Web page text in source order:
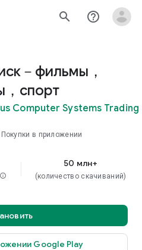
search help_outline
－фильмы，
，спорт
Computer Systems Trading
Покупки в приложении
info
50 млн+
(количество скачиваний)
Google Play